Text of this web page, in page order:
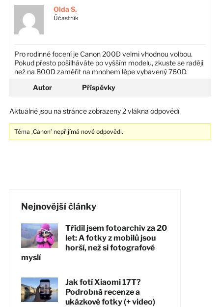
Olda S.
Účastník
Pro rodinné focení je Canon 200D velmi vhodnou volbou.
Pokud přesto pošilháváte po vyšším modelu, zkuste se raději
než na 800D zaměřit na mnohem lépe vybavený 760D.
Autor
Příspěvky
Aktuálně jsou na stránce zobrazeny 2 vlákna odpovědí
Téma ‚Canon’ nepřijímá nové odpovědi.
Nejnovější články
Třídil jsem fotoarchiv za 20
let: A fotky z mobilů jsou
horší, než si fotografové
myslí
Jak fotí Xiaomi 17T?
Podrobná recenze a
ukázkové fotky (+ video)